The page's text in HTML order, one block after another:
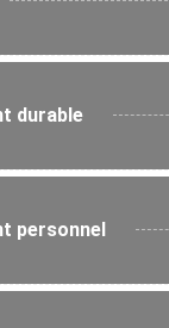
durable
personnel